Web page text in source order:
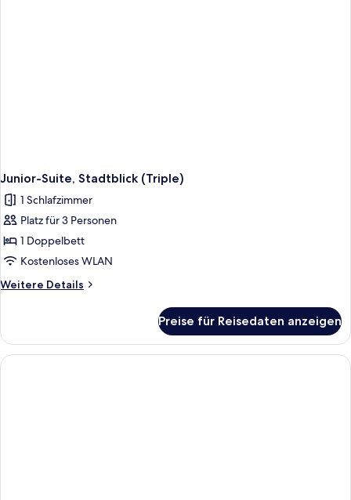
Junior-Suite, Stadtblick (Triple)
1 Schlafzimmer
Platz für 3 Personen
1 Doppelbett
Kostenloses WLAN
Weitere Details
Weitere
Suite,
Stadtblick
(Triple)
Preise für Reisedaten anzeigen